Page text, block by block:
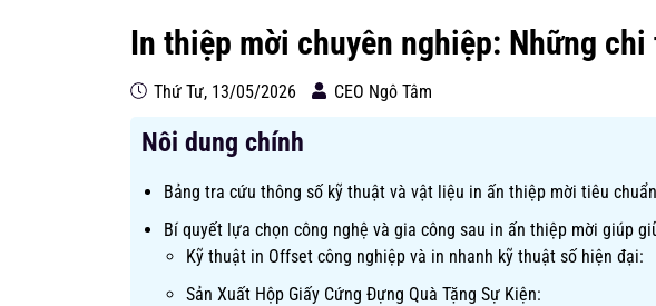
In thiệp mời chuyên nghiệp: Những
Thứ Tư, 13/05/2026 CEO Ngô Tâm
Nôi dung chính
Bảng tra cứu thông số kỹ thuật và vật liệu in ấn thiệp mời tiêu
Bí quyết lựa chọn công nghệ và gia công sau in ấn thiệp mời giúp
Kỹ thuật in Offset công nghiệp và in nhanh kỹ thuật số hiện đại:
Sản Xuất Hộp Giấy Cứng Đựng Quà Tặng Sự Kiện: